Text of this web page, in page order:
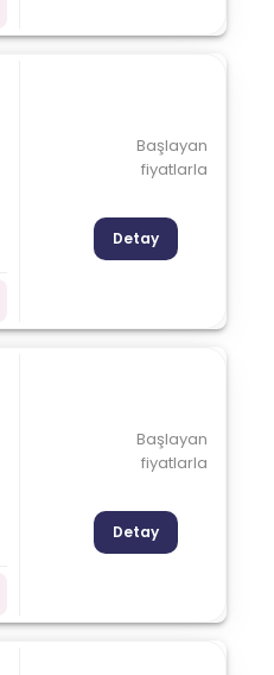
Başlayan
fiyatlarla
Detay
Başlayan
fiyatlarla
Detay